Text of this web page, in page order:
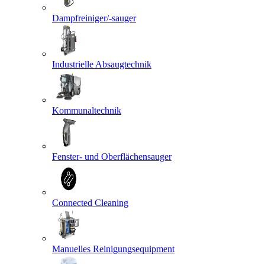
Dampfreiniger/-sauger
Industrielle Absaugtechnik
Kommunaltechnik
Fenster- und Oberflächensauger
Connected Cleaning
Manuelles Reinigungsequipment